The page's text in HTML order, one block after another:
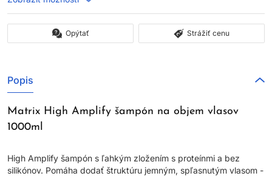
Opýtať Strážiť cenu
Popis
Matrix High Amplify šampón na objem vlasov
1000ml
High Amplify šampón s ľahkým zložením s proteínmi a bez
silikónov. Pomáha dodať štruktúru jemným, spľasnutým vlasom -